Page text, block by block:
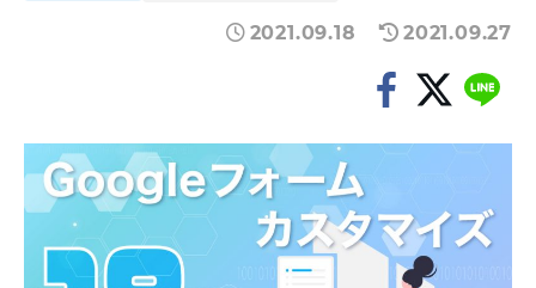
2021.09.18 2021.09.27